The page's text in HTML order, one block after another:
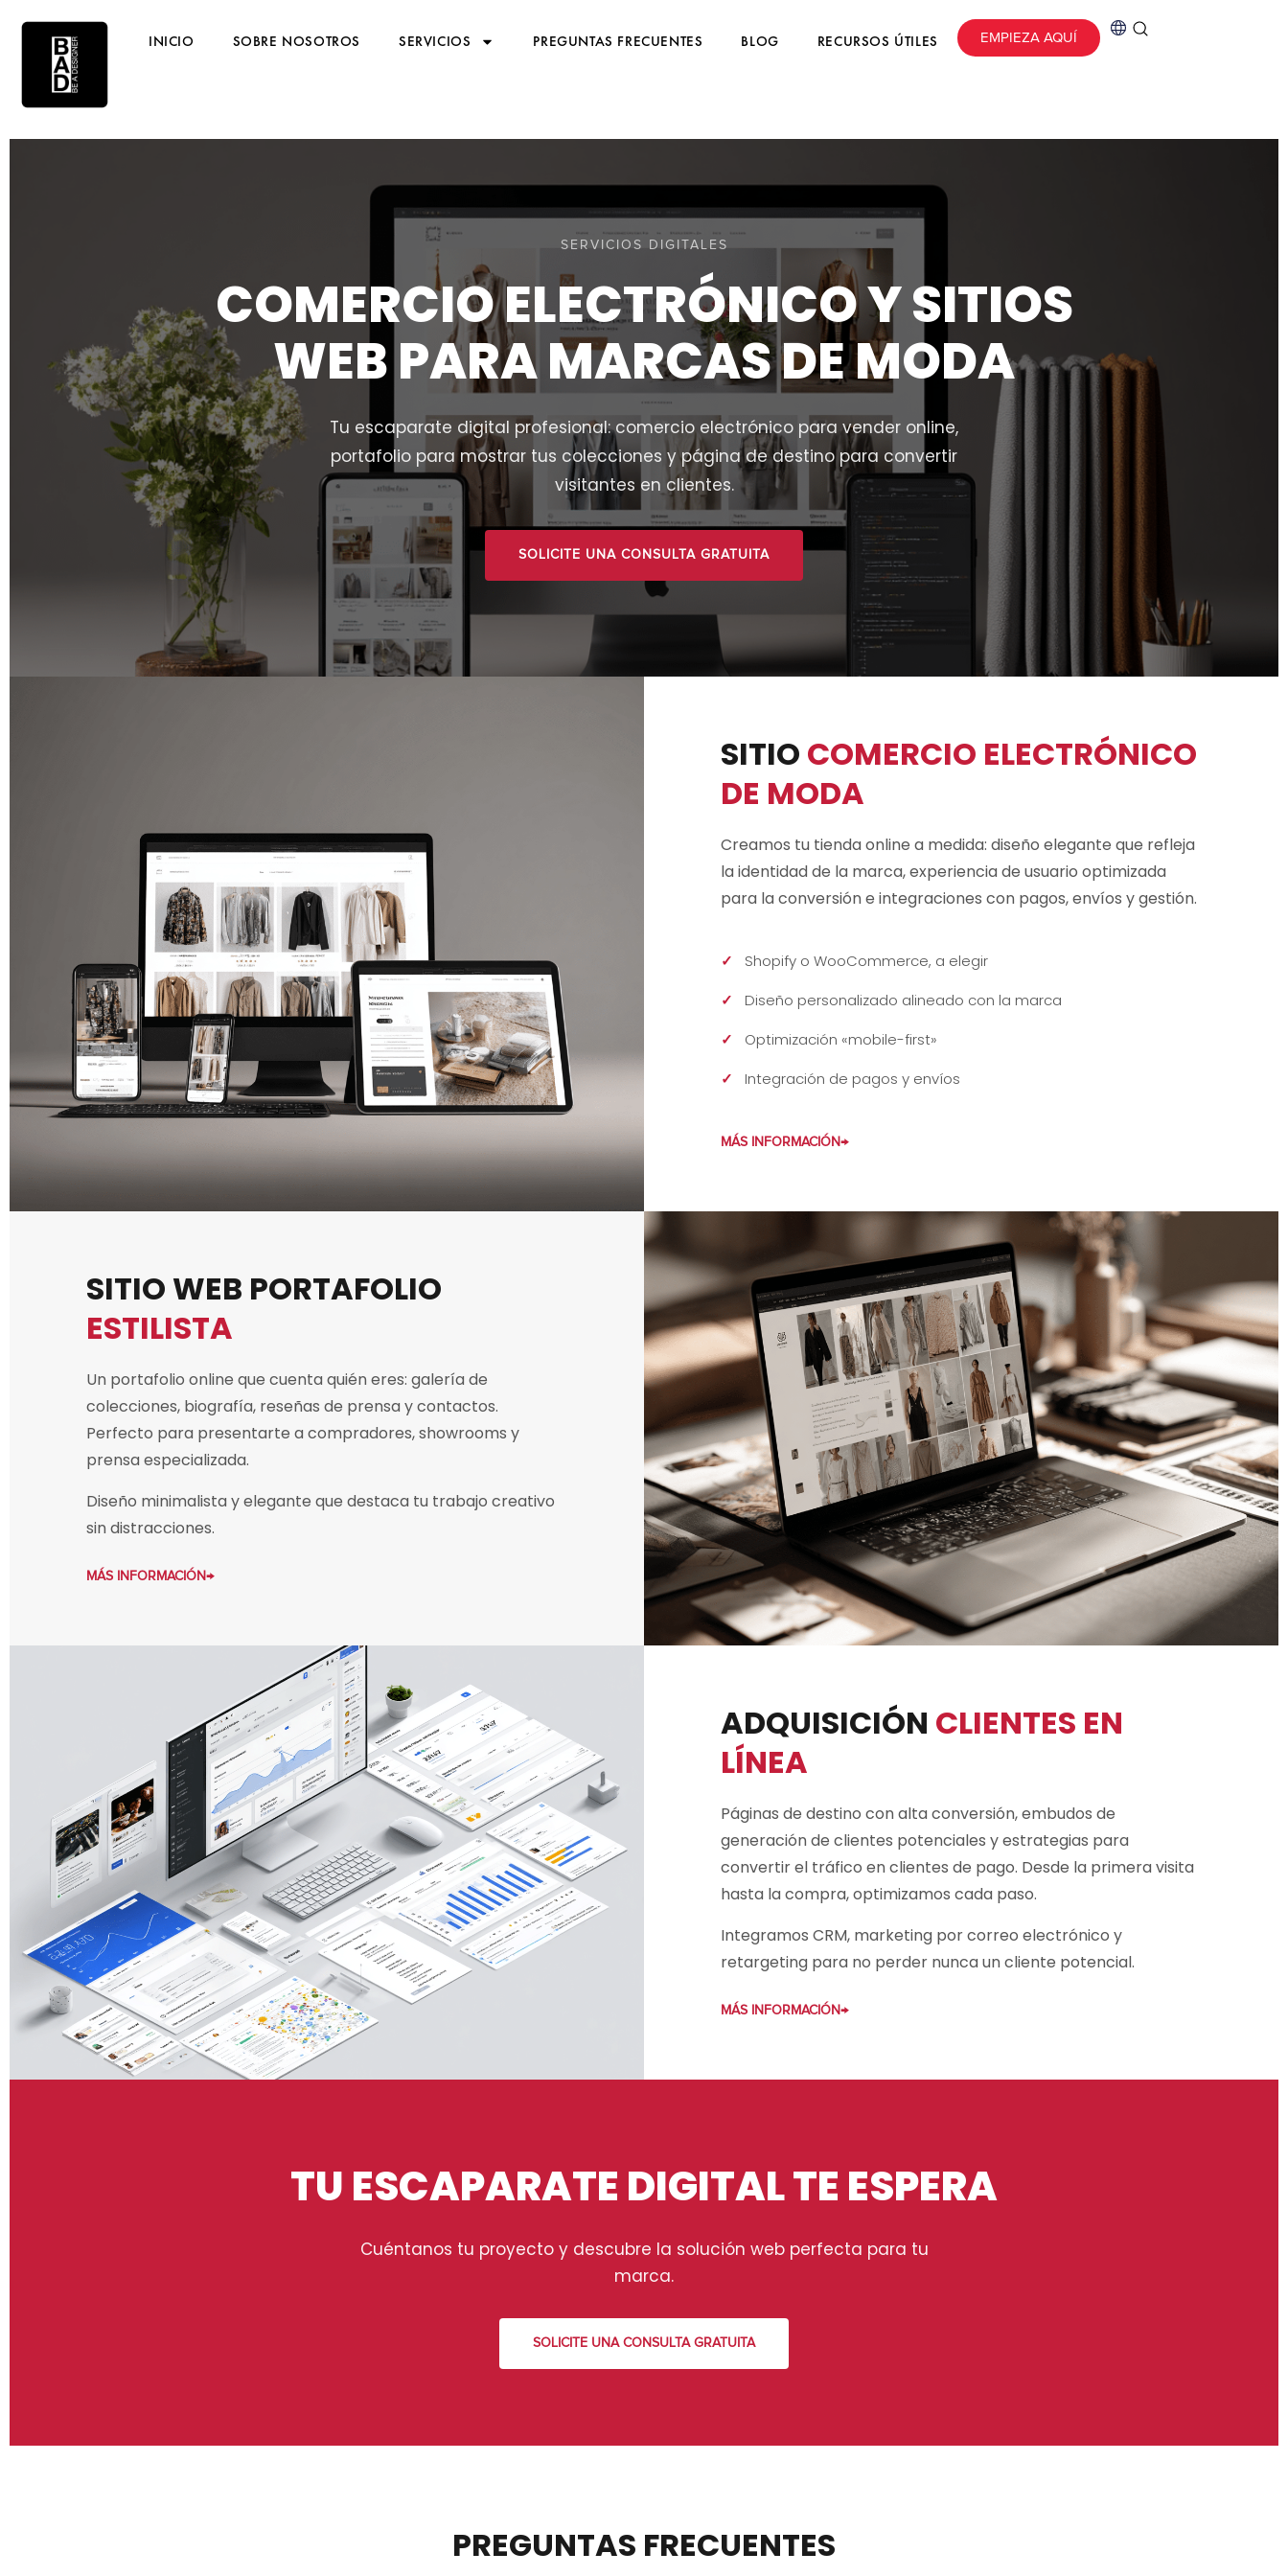
INICIO SOBRE NOSOTROS SERVICIOS PREGUNTAS FRECUENTES BLOG RECURSOS ÚTILES EMPIEZA AQUÍ
SERVICIOS DIGITALES
COMERCIO ELECTRÓNICO Y SITIOS
WEB PARA MARCAS DE MODA
Tu escaparate digital profesional: comercio electrónico para vender online,
portafolio para mostrar tus colecciones y página de destino para convertir
visitantes en clientes.
SOLICITE UNA CONSULTA GRATUITA
SITIO COMERCIO ELECTRÓNICO
DE MODA
Creamos tu tienda online a medida: diseño elegante que refleja
la identidad de la marca, experiencia de usuario optimizada
para la conversión e integraciones con pagos, envíos y gestión.
Shopify o WooCommerce, a elegir
Diseño personalizado alineado con la marca
Optimización «mobile-first»
Integración de pagos y envíos
MÁS INFORMACIÓN
SITIO WEB PORTAFOLIO
ESTILISTA
Un portafolio online que cuenta quién eres: galería de
colecciones, biografía, reseñas de prensa y contactos.
Perfecto para presentarte a compradores, showrooms y
prensa especializada.
Diseño minimalista y elegante que destaca tu trabajo creativo
sin distracciones.
MÁS INFORMACIÓN
ADQUISICIÓN CLIENTES EN
LÍNEA
Páginas de destino con alta conversión, embudos de
generación de clientes potenciales y estrategias para
convertir el tráfico en clientes de pago. Desde la primera visita
hasta la compra, optimizamos cada paso.
Integramos CRM, marketing por correo electrónico y
retargeting para no perder nunca un cliente potencial.
MÁS INFORMACIÓN
TU ESCAPARATE DIGITAL TE ESPERA
Cuéntanos tu proyecto y descubre la solución web perfecta para tu
marca.
SOLICITE UNA CONSULTA GRATUITA
PREGUNTAS FRECUENTES